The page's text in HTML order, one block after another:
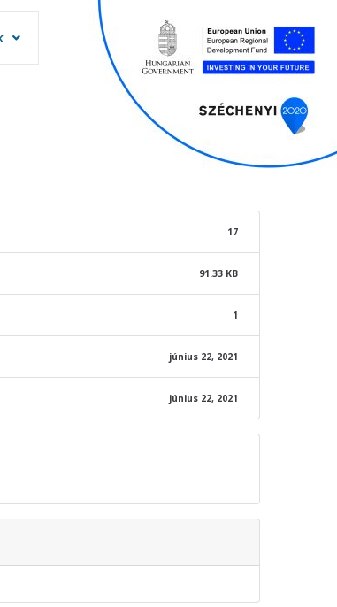
17
91.33 KB
1
június 22, 2021
június 22, 2021